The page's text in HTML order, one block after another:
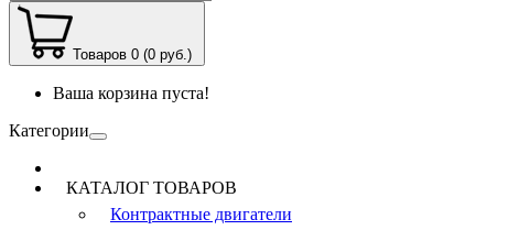
Товаров 0 (0 руб.)
Ваша корзина пуста!
Категории
КАТАЛОГ ТОВАРОВ
Контрактные двигатели